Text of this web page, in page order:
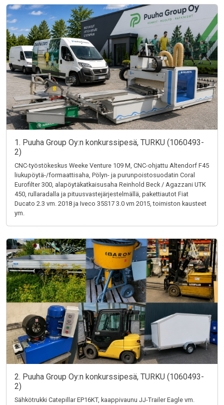
1. Puuha Group Oy:n konkurssipesä, TURKU (1060493-
2)
CNC-työstökeskus Weeke Venture 109 M, CNC-ohjattu Altendorf F45
liukupöytä-/formaattisaha, Pölyn- ja purunpoistosuodatin Coral
Eurofilter 300, alapöytäkatkaisusaha Reinhold Beck / Agazzani UTK
450, rullaradalla ja pituusvastejärjestelmällä, pakettiautot Fiat
Ducato 2.3 vm. 2018 ja Iveco 35S17 3.0 vm 2015, toimiston kausteet
ym.
2. Puuha Group Oy:n konkurssipesä, TURKU (1060493-
2)
Sähkötrukki Catepillar EP16KT, kaappivaunu JJ-Trailer Eagle vm.